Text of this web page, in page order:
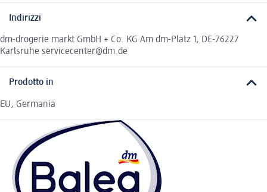
Indirizzi
dm-drogerie markt GmbH + Co. KG Am dm-Platz 1, DE-76227
Karlsruhe servicecenter@dm.de
Prodotto in
EU, Germania